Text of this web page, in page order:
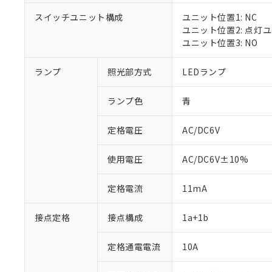
スイッチユニット構成
ユニット位置1: NC
ユニット位置2: 点灯
ユニット位置3: NO
ランプ 照光部方式 LEDランプ
ランプ色 青
定格電圧 AC/DC6V
使用電圧 AC/DC6V±10%
定格電流 11mA
接点定格 接点構成 1a+1b
定格通電電流 10A
ご利用条件
以下の条件をお読
在庫状況お
い。
※1 対応状況
対応予定なし：
調査・確認中：
非該当品：ライセ
仕入先様の事情に
鉛(Pb) 1000ppm以下、
六価クロム(Cr(Ⅵ))
フタル酸ビス(2-エチル
ル（DBP） 1000ppm
フタル酸エステル類の
※1 中国
「○」：最大均質
「×」：最大均質
「－」：未確認で
Cr(Ⅵ)(六価クロム) :
当社は規制
当社は貴社
記